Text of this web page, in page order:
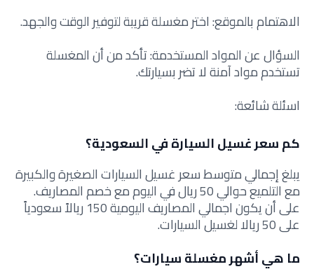
الاهتمام بالموقع: اختر مغسلة قريبة لتوفير الوقت والجهد.
السؤال عن المواد المستخدمة: تأكد من أن المغسلة
تستخدم مواد آمنة لا تضر بسيارتك.
اسئلة شائعة:
كم سعر غسيل السيارة في السعودية؟
يبلغ إجمالي متوسط سعر غسيل السيارات الصغيرة والكبيرة
مع التلميع حوالي 50 ريال في اليوم مع خصم المصاريف.
على أن يكون اجمالي المصاريف اليومية 150 ريالاً سعودياً
على 50 ريالا لغسيل السيارات.
ما هي أشهر مغسلة سيارات؟